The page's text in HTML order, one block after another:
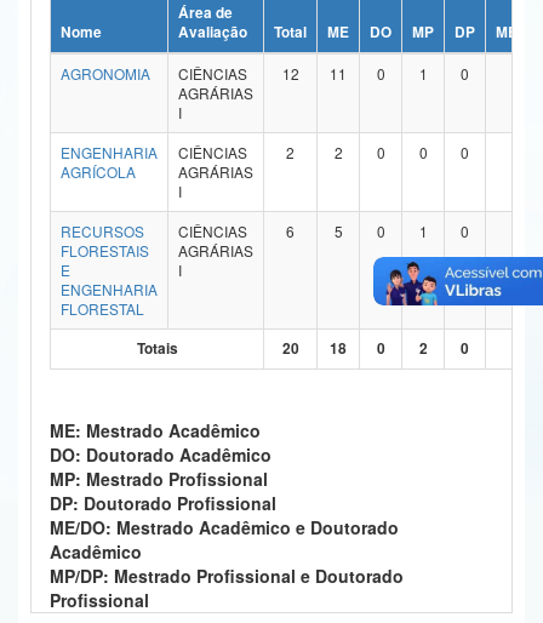
Ministério da Ciência, Tecnologia, Inovações e Comunicações
Ministério do Meio Ambiente
Ministério do Desenvolvimento Regional
Controladoria-Geral da União
Ministério da Mulher, da Família e dos Direitos Humanos
Secretaria-Geral
Secretaria de Governo
Advocacia-Geral da União
Banco Central do Brasil
Planalto
Nome
Área de
Avaliação
Total ME DO MP DP
ME/DO
AGRONOMIA
CIÊNCIAS
AGRÁRIAS
I
12 11 0 1 0
ENGENHARIA
AGRÍCOLA
CIÊNCIAS
AGRÁRIAS
I
2 2 0 0 0
RECURSOS
FLORESTAIS
E
ENGENHARIA
FLORESTAL
CIÊNCIAS
AGRÁRIAS
I
6 5 0 1 0
Totais 20 18 0 2 0
ME: Mestrado Acadêmico
DO: Doutorado Acadêmico
MP: Mestrado Profissional
DP: Doutorado Profissional
ME/DO: Mestrado Acadêmico e Doutorado
Acadêmico
MP/DP: Mestrado Profissional e Doutorado
Profissional